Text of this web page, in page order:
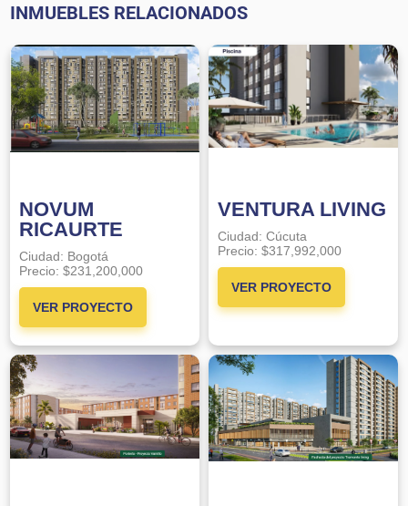
INMUEBLES RELACIONADOS
NOVUM
RICAURTE
Ciudad: Bogotá
Precio:$231,200,000
VER PROYECTO
VENTURA LIVING
Ciudad: Cúcuta
Precio: $317,992,000
VER PROYECTO